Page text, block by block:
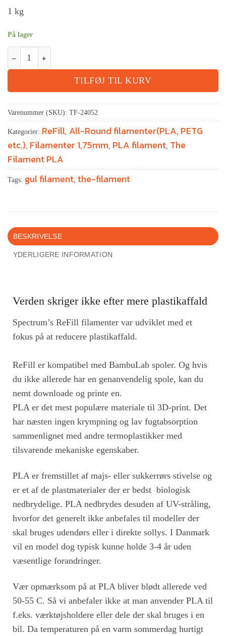
1 kg
På lager
TILFØJ TIL KURV
Varenummer (SKU): TF-24052
Kategorier: ReFill, All-Round filamenter(PLA, PETG
etc.), Filamenter 1,75mm, PLA filament, The
Filament PLA
Tags: gul filament, the-filament
BESKRIVELSE
YDERLIGERE INFORMATION
Verden skriger ikke efter mere plastikaffald
Spectrum’s ReFill filamenter var udviklet med et
fokus på at reducere plastikaffald.
ReFill er kompatibel med BambuLab spoler. Og hvis
du ikke allerede har en genanvendelig spole, kan du
nemt downloade og printe en.
PLA er det mest populære materiale til 3D-print. Det
har næsten ingen krympning og lav fugtabsorption
sammenlignet med andre termoplastikker med
tilsvarende mekaniske egenskaber.
PLA er fremstillet af majs- eller sukkerrørs stivelse og
er et af de plastmaterialer der er bedst biologisk
nedbrydelige. PLA nedbrydes desuden af UV-stråling,
hvorfor det generelt ikke anbefales til modeller der
skal bruges udendørs eller i direkte sollys. I Danmark
vil en model dog typisk kunne holde 3-4 år uden
væsentlige forandringer.
Vær opmærksom på at PLA bliver blødt allerede ved
50-55 C. Så vi anbefaler ikke at man anvender PLA til
f.eks. værktøjsholdere eller dele der skal bruges i en
bil. Da temperaturen på en varm sommerdag hurtigt